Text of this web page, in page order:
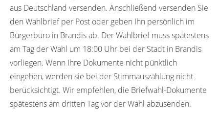
aus Deutschland versenden. Anschließend versenden Sie
den Wahlbrief per Post oder geben Ihn persönlich im
Bürgerbüro in Brandis ab. Der Wahlbrief muss spätestens
am Tag der Wahl um 18:00 Uhr bei der Stadt in Brandis
vorliegen. Wenn Ihre Dokumente nicht pünktlich
eingehen, werden sie bei der Stimmauszählung nicht
berücksichtigt. Wir empfehlen, die Briefwahl-Dokumente
spätestens am dritten Tag vor der Wahl abzusenden.